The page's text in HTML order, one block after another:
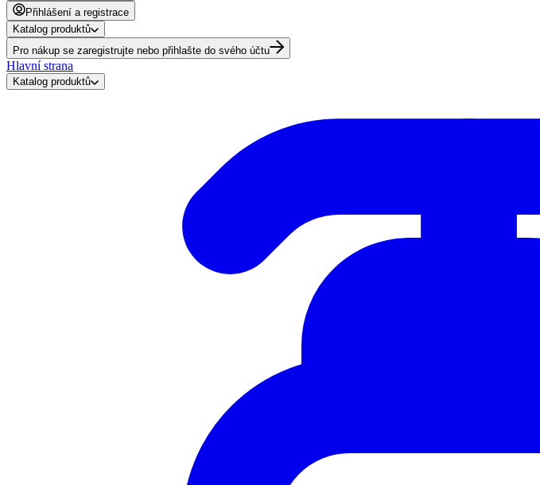
Přihlášení a registrace
Katalog produktů
Pro nákup se zaregistrujte nebo přihlašte do svého účtu
Hlavní strana
Katalog produktů